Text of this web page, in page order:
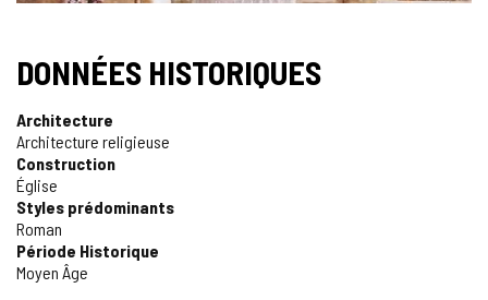
DONNÉES HISTORIQUES
Architecture
Architecture religieuse
Construction
Église
Styles prédominants
Roman
Période Historique
Moyen Âge